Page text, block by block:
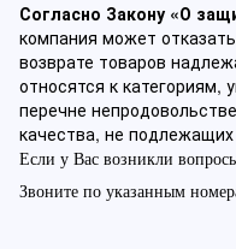
Согласно Закону «О
компания может
возврате товаров
относятся к
перечне
качества, не
Если у Вас возникли
Звоните по указанным